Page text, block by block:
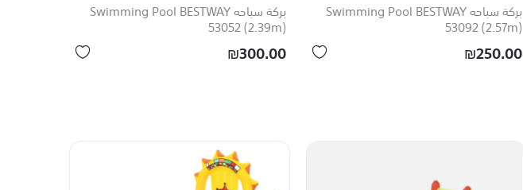
تم اختياره لك
بركة سباحه Swimming Pool BESTWAY
53092 (2.57m)
₪250.00
بركة سباحه Swimming Pool BESTWAY
53052 (2.39m)
₪300.00